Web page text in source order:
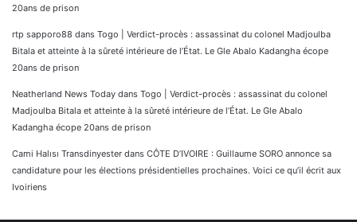
20ans de prison
rtp sapporo88 dans Togo | Verdict-procès : assassinat du colonel Madjoulba
Bitala et atteinte à la sûreté intérieure de l’État. Le Gle Abalo Kadangha écope
20ans de prison
Neatherland News Today dans Togo | Verdict-procès : assassinat du colonel
Madjoulba Bitala et atteinte à la sûreté intérieure de l’État. Le Gle Abalo
Kadangha écope 20ans de prison
Cami Halısı Transdinyester dans CÔTE D’IVOIRE : Guillaume SORO annonce sa
candidature pour les élections présidentielles prochaines. Voici ce qu’il écrit aux
Ivoiriens